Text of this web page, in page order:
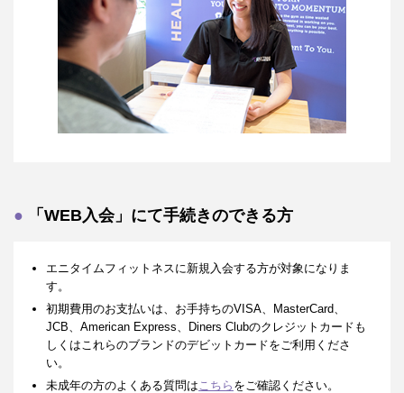
「WEB入会」にて手続きのできる方
エニタイムフィットネスに新規入会する方が対象になりま
す。
初期費用のお支払いは、お手持ちのVISA、MasterCard、
JCB、American Express、Diners Clubのクレジットカードも
しくはこれらのブランドのデビットカードをご利用くださ
い。
未成年の方のよくある質問はこちら をご確認ください。